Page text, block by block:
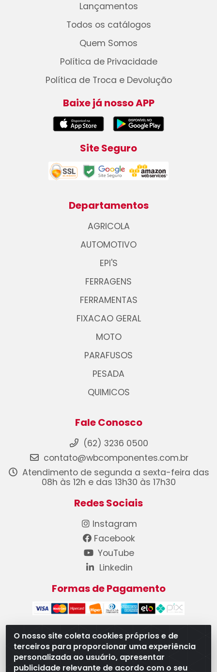
O nosso site coleta cookies próprios e de
terceiros para proporcionar uma experiência
personalizada ao usuário, apresentar
publicidade relevante de acordo com o seu
Lançamentos
Todos os catálogos
Quem Somos
Política de Privacidade
Política de Troca e Devolução
Baixe já nosso APP
Site Seguro
Departamentos
AGRICOLA
AUTOMOTIVO
EPI'S
FERRAGENS
FERRAMENTAS
FIXACAO GERAL
MOTO
PARAFUSOS
PESADA
QUIMICOS
Fale Conosco
(62) 3236 0500
contato@wbcomponentes.com.br
Atendimento de segunda a sexta-feira das
08h às 12h e das 13h30 às 17h30
Redes Sociais
Instagram
Facebook
YouTube
Linkedin
Formas de Pagamento
WB Componentes Automotivos LTDA - CNPJ
08.528.393/0001-12 - Rua do Níquel, 667 - Parque
Oeste Industrial, Goiânia/GO - CEP 74375-660